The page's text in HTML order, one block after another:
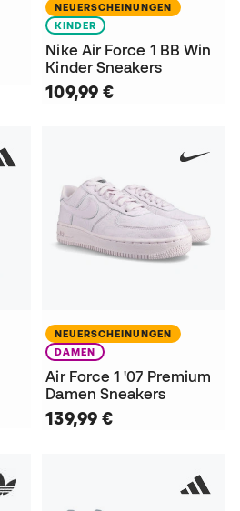
NEUERSCHEINUNGEN
KINDER
Nike Air Force 1 BB Win
Kinder Sneakers
109,99 €
NEUERSCHEINUNGEN
DAMEN
Air Force 1 '07 Premium
Damen Sneakers
139,99 €